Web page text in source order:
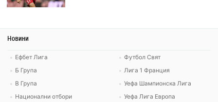
Новини
Ефбет Лига
Б Група
В Група
Национални отбори
Футбол Свят
Лига 1 Франция
Уефа Шампионска Лига
Уефа Лига Европа